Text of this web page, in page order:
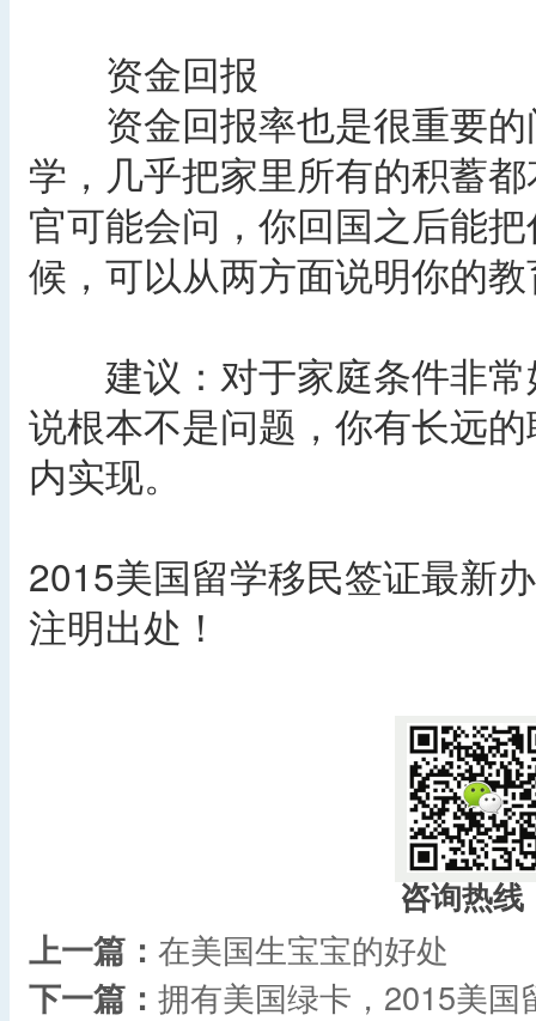
资金回报
资金回报率也是很重要的
学，几乎把家里所有的积蓄
官可能会问，你回国之后能
候，可以从两方面说明你的
建议：对于家庭条件非常
说根本不是问题，你有长远
内实现。
2015美国留学移民签证最新
注明出处！
咨询热线
上一篇： 在美国生宝宝的好处
下一篇： 拥有美国绿卡，2015美国